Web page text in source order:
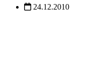
24.12.2010